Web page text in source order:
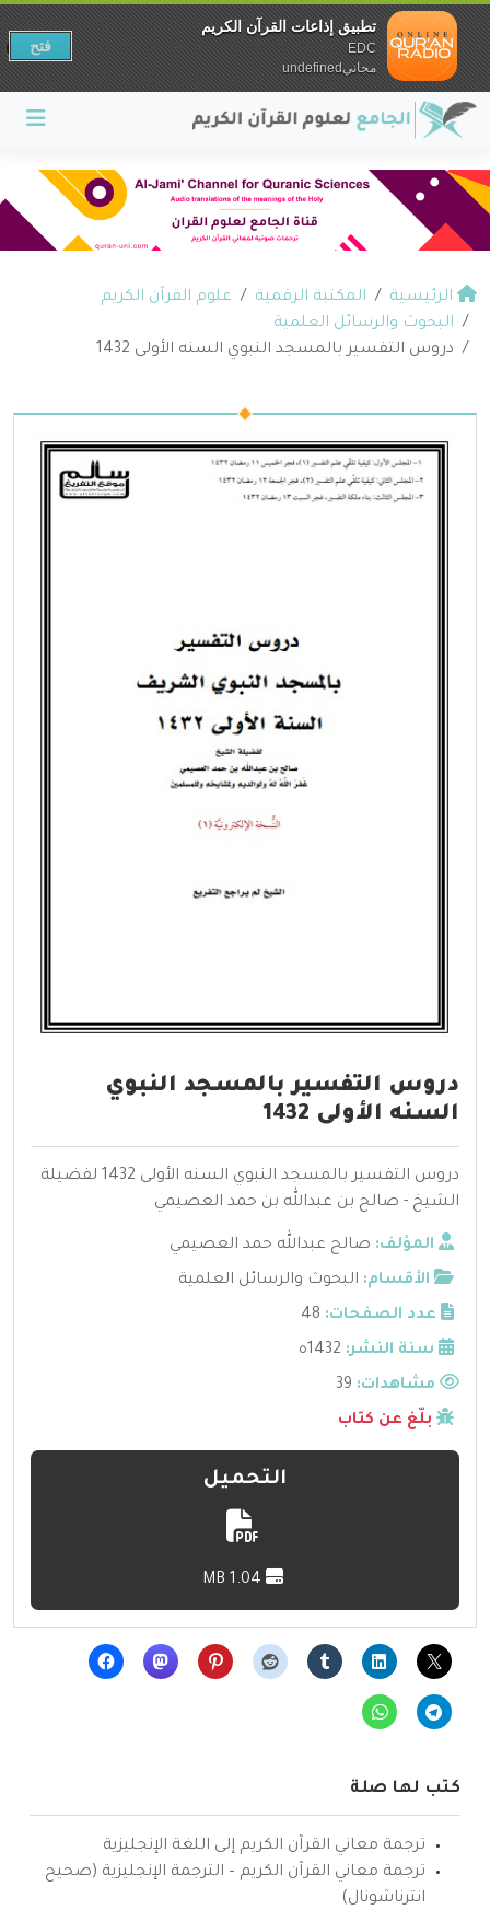
الرئيسية المكتبة الرقمية
علوم القرآن الكريم
البحوث والرسائل العلمية
دروس التفسير بالمسجد النبوي السنه الأولى 1432
دروس التفسير بالمسجد النبوي
السنه الأولى 1432
دروس التفسير بالمسجد النبوي السنه الأولى 1432 لفضيلة
الشيخ - صالح بن عبدالله بن حمد العصيمي
المؤلف: صالح عبدالله حمد العصيمي
الأقسام: البحوث والرسائل العلمية
عدد الصفحات: 48
سنة النشر: 1432ه
مشاهدات:
بلّغ عن كتاب
التحميل
كتب لها صلة
ترجمة معاني القرآن الكريم إلى اللغة الإنجليزية
ترجمة معاني القرآن الكريم – الترجمة الإنجليزية (صحيح
انترناشونال)
تطبيق إذاعات القرآن الكريم
EDC
مجانيundefined
فتح